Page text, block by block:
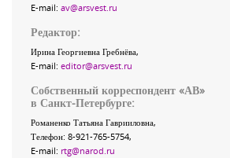
E-mail: av@arsvest.ru
Редактор:
Ирина Георгиевна Гребнёва,
E-mail: editor@arsvest.ru
Собственный корреспондент «АВ»
в Санкт-Петербурге:
Романенко Татьяна Гаврииловна,
Телефон: 8-921-765-5754,
E-mail: rtg@narod.ru